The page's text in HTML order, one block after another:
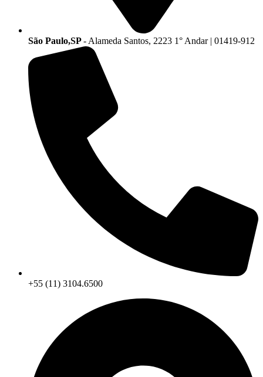
São Paulo,SP- Alameda Santos, 2223 1° Andar | 01419-912
+55 (11) 3104.6500